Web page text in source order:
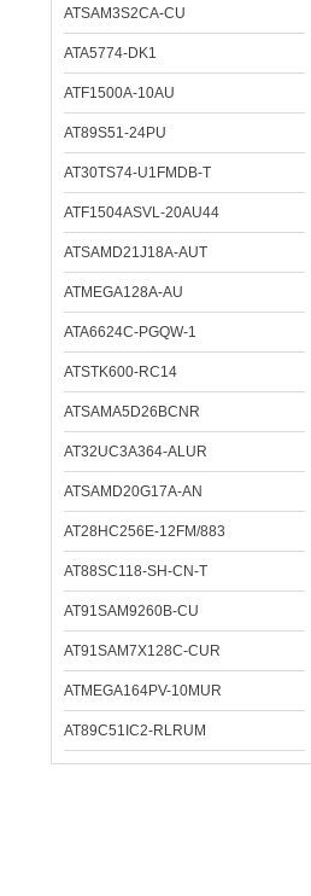
ATSAM3S2CA-CU
ATA5774-DK1
ATF1500A-10AU
AT89S51-24PU
AT30TS74-U1FMDB-T
ATF1504ASVL-20AU44
ATSAMD21J18A-AUT
ATMEGA128A-AU
ATA6624C-PGQW-1
ATSTK600-RC14
ATSAMA5D26BCNR
AT32UC3A364-ALUR
ATSAMD20G17A-AN
AT28HC256E-12FM/883
AT88SC118-SH-CN-T
AT91SAM9260B-CU
AT91SAM7X128C-CUR
ATMEGA164PV-10MUR
AT89C51IC2-RLRUM